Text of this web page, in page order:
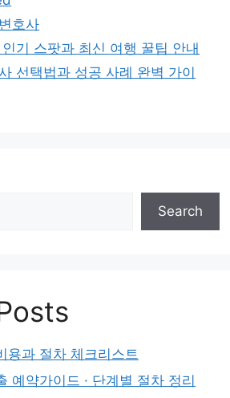
호사
기 스팟과 최신 여행 꿀팁 안내
선택법과 성공 사례 완벽 가이
Search
용과 절차 체크리스트
예약가이드 · 단계별 절차 정리